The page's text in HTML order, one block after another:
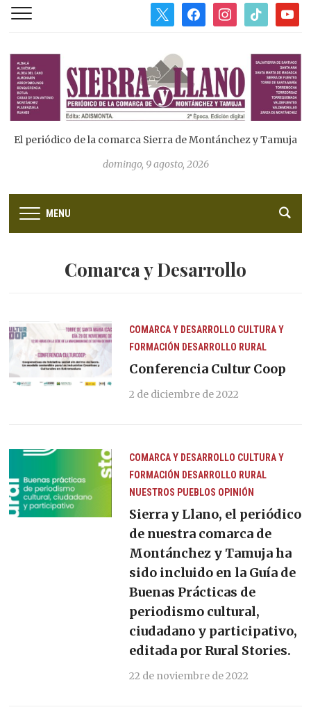
facebookinstagram
tiktok
El periódico de la comarca Sierra de Montánchez y Tamuja
domingo, 9 agosto, 2026
MENU
Comarca y Desarrollo
COMARCA Y DESARROLLO CULTURA Y
FORMACIÓN DESARROLLO RURAL
Conferencia Cultur Coop
2 de diciembre de 2022
COMARCA Y DESARROLLO CULTURA Y
FORMACIÓN DESARROLLO RURAL
NUESTROS PUEBLOS OPINIÓN
Sierra y Llano, el periódico
de nuestra comarca de
Montánchez y Tamuja ha
sido incluido en la Guía de
Buenas Prácticas de
periodismo cultural,
ciudadano y participativo,
editada por Rural Stories.
22 de noviembre de 2022